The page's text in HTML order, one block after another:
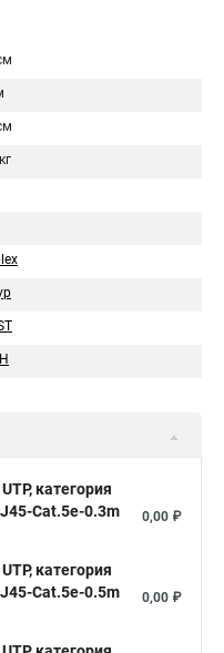
категория
Cat.5e-0.3m
0,00 ₽
категория
Cat.5e-0.5m
0,00 ₽